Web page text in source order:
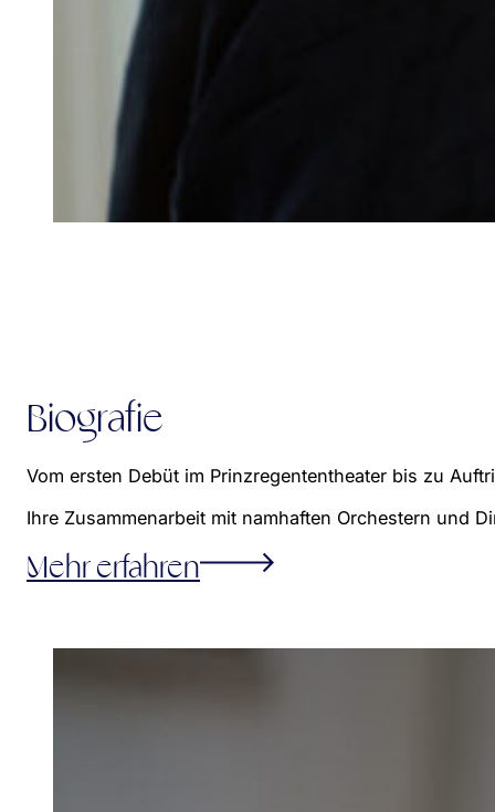
Biografie
Vom ersten Debüt im Prinzregententheater bis zu
Ihre Zusammenarbeit mit namhaften Orchestern und
Mehr erfahren